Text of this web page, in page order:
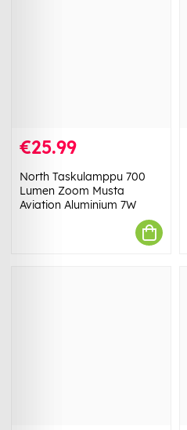
€25.99
North Taskulamppu 700
Lumen Zoom Musta
Aviation Aluminium 7W